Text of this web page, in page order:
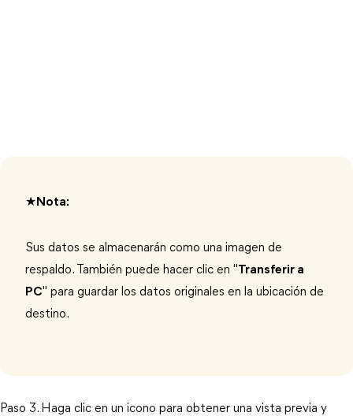
★Nota:
Sus datos se almacenarán como una imagen de
respaldo. También puede hacer clic en "Transferir a
PC" para guardar los datos originales en la ubicación de
destino.
Paso 3. Haga clic en un icono para obtener una vista previa y